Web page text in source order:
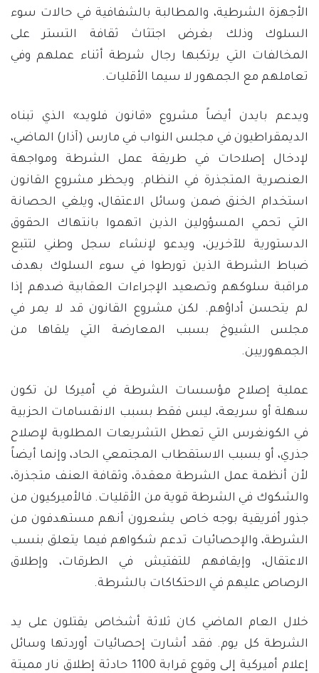
الأجهزة الشرطية، والمطالبة بالشفافية في حالات سوء
السلوك وذلك بغرض اجتثاث ثقافة التستر على
المخالفات التي يرتكبها رجال شرطة أثناء عملهم وفي
تعاملهم مع الجمهور لا سيما الأقليات.
ويدعم بايدن أيضاً مشروع «قانون فلويد» الذي تبناه
الديمقراطيون في مجلس النواب في مارس (آذار) الماضي،
لإدخال إصلاحات في طريقة عمل الشرطة ومواجهة
العنصرية المتجذرة في النظام. ويحظر مشروع القانون
استخدام الخنق ضمن وسائل الاعتقال، ويلغي الحصانة
التي تحمي المسؤولين الذين اتهموا بانتهاك الحقوق
الدستورية للآخرين، ويدعو لإنشاء سجل وطني لتتبع
ضباط الشرطة الذين تورطوا في سوء السلوك بهدف
مراقبة سلوكهم وتصعيد الإجراءات العقابية ضدهم إذا
لم يتحسن أداؤهم. لكن مشروع القانون قد لا يمر في
مجلس الشيوخ بسبب المعارضة التي يلقاها من
الجمهوريين.
عملية إصلاح مؤسسات الشرطة في أميركا لن تكون
سهلة أو سريعة، ليس فقط بسبب الانقسامات الحزبية
في الكونغرس التي تعطل التشريعات المطلوبة لإصلاح
جذري، أو بسبب الاستقطاب المجتمعي الحاد، وإنما أيضاً
لأن أنظمة عمل الشرطة معقدة، وثقافة العنف متجذرة،
والشكوك في الشرطة قوية من الأقليات. فالأميركيون من
جذور أفريقية بوجه خاص يشعرون أنهم مستهدفون من
الشرطة، والإحصائيات تدعم شكواهم فيما يتعلق بنسب
الاعتقال، وإيقافهم للتفتيش في الطرقات، وإطلاق
الرصاص عليهم في الاحتكاكات بالشرطة.
خلال العام الماضي كان ثلاثة أشخاص يقتلون على يد
الشرطة كل يوم. فقد أشارت إحصائيات أوردتها وسائل
إعلام أميركية إلى وقوع قرابة 1100 حادثة إطلاق نار مميتة